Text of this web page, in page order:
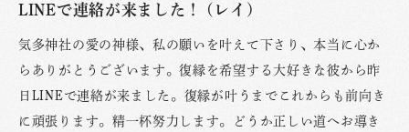
LINEで連絡が来ました！ (レイ)
気多神社の愛の神様、私の願いを叶えて下さり、本当に心か
らありがとうございます。復縁を希望する大好きな彼から昨
日LINEで連絡が来ました。復縁が叶うまでこれからも前向き
に頑張ります。精一杯努力します。どうか正しい道へお導き